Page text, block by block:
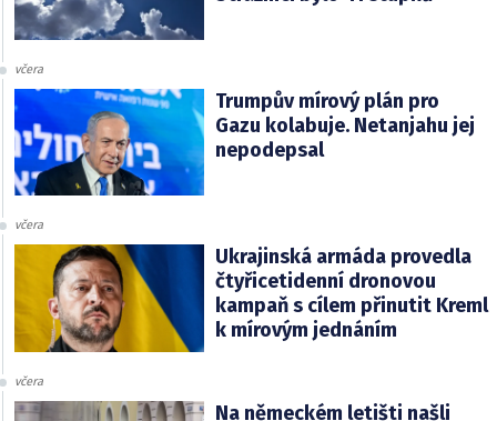
včera
Trumpův mírový plán pro
Gazu kolabuje. Netanjahu jej
nepodepsal
včera
Ukrajinská armáda provedla
čtyřicetidenní dronovou
kampaň s cílem přinutit Kreml
k mírovým jednáním
včera
Na německém letišti našli